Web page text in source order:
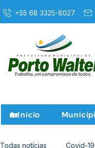
+55 68 3325-8027
🏡Início
Todas notícias Covid-19